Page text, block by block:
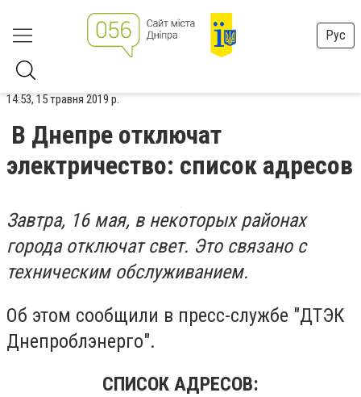
Рус
14:53, 15 травня 2019 р.
В Днепре отключат
электричество: список адресов
Завтра, 16 мая, в некоторых районах
города отключат свет. Это связано с
техническим обслуживанием.
Об этом сообщили в пресс-службе "ДТЭК
Днепроблэнерго".
СПИСОК АДРЕСОВ: